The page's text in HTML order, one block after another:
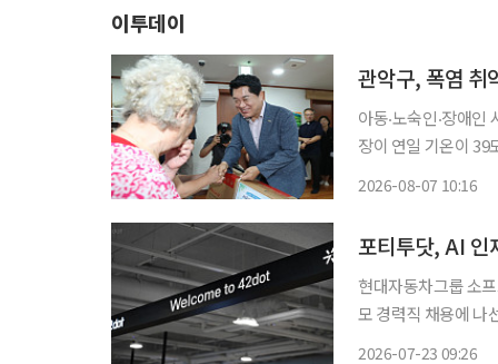
이투데이
관악구, 폭염 취
아동‧노숙인‧장애인 시설부
장이 연일 기온이 39
2026-08-07 10:16
포티투닷, AI
현대자동차그룹 소
모 경력직 채용에 나선다. 포티투닷은 23일부터 다음 달 5일까지 집중 채용
2026-07-23 09:26